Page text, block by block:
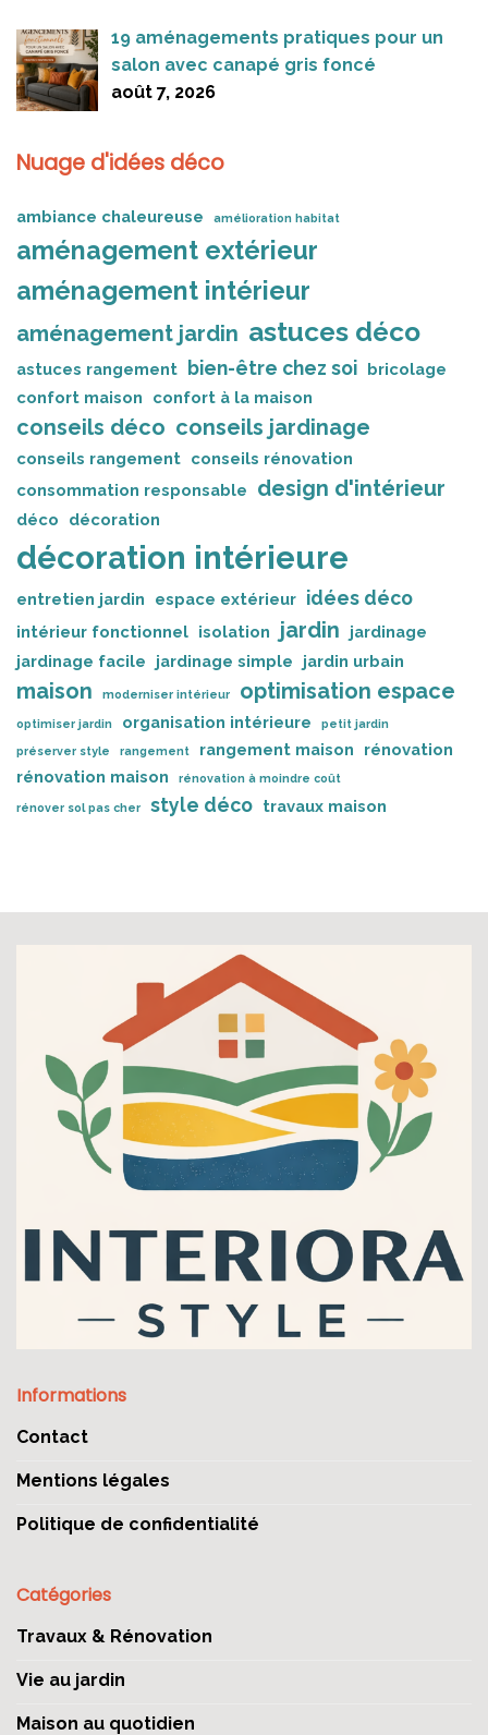
19 aménagements pratiques pour un
salon avec canapé gris foncé
août 7, 2026
Nuage d'idées déco
ambiance chaleureuse amélioration habitat
aménagement extérieur
aménagement intérieur
aménagement jardin astuces déco
astuces rangement bien-être chez soi bricolage
confort maison
confort à la maison
conseils déco conseils jardinage
conseils rangement conseils rénovation
consommation responsable
design d'intérieur
déco décoration
décoration intérieure
entretien jardin espace extérieur idées déco
intérieur fonctionnel isolation jardin
jardinage
jardinage facile
jardinage simple jardin urbain
maison moderniser intérieur optimisation espace
optimiser jardin organisation intérieure petit jardin
préserver style rangement rangement maison
rénovation
rénovation maison
rénovation à moindre coût
rénover sol pas cher style déco travaux maison
Informations
Contact
Mentions légales
Politique de confidentialité
Catégories
Travaux & Rénovation
Vie au jardin
Maison au quotidien